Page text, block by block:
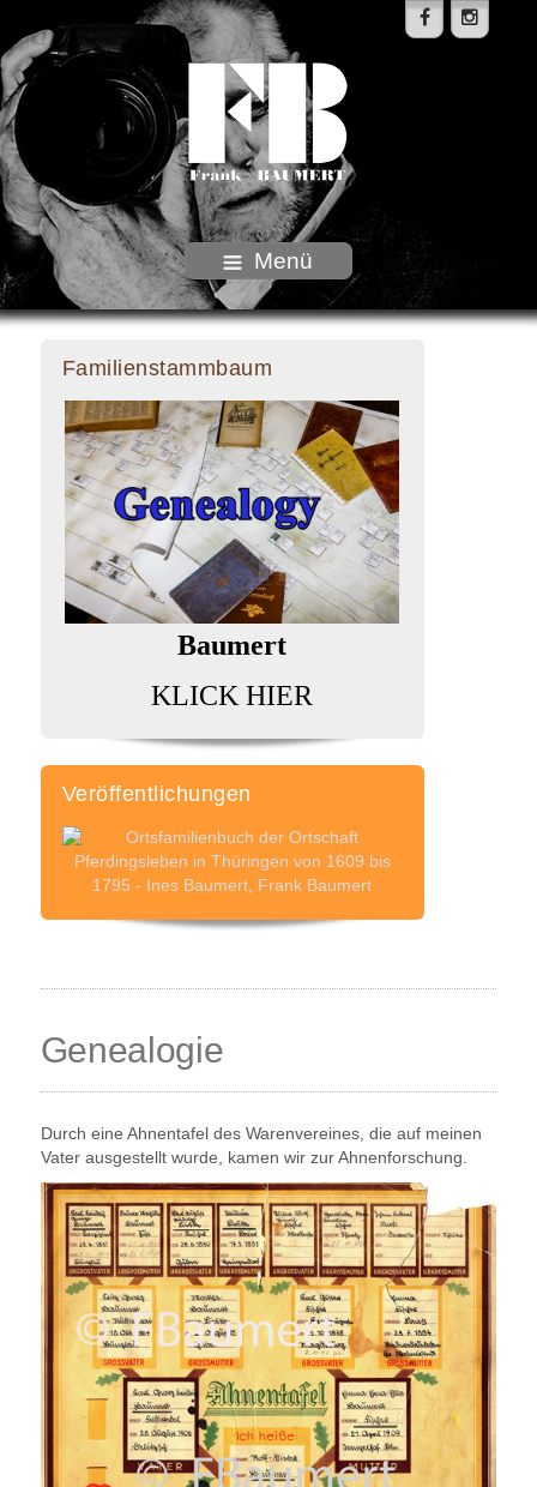
Menü
Familienstammbaum
Baumert
KLICK HIER
Veröffentlichungen
Genealogie
Durch eine Ahnentafel des Warenvereines, die auf meinen
Vater ausgestellt wurde, kamen wir zur Ahnenforschung.